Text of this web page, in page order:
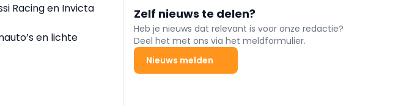
Racing en Invicta
en lichte
Zelf nieuws te delen?
Heb je nieuws dat relevant is voor onze redactie?
Deel het met ons via het meldformulier.
Nieuws melden